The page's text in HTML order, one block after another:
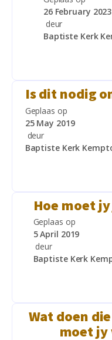
26 February 2023
deur
Baptiste Kerk
Is dit nodig
Geplaas op
25 May 2019
deur
Baptiste Kerk
Hoe moet
Geplaas op
5 April 2019
deur
Baptiste Kerk
Wat doen
moet jy